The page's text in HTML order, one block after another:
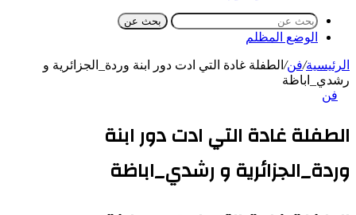
بحث عن
الوضع المظلم
الرئيسية/فن/ الطفلة غادة التي ادت دور ابنة وردة_الجزائرية و
رشدي_اباظة
فن
الطفلة غادة التي ادت دور ابنة
وردة_الجزائرية و رشدي_اباظة